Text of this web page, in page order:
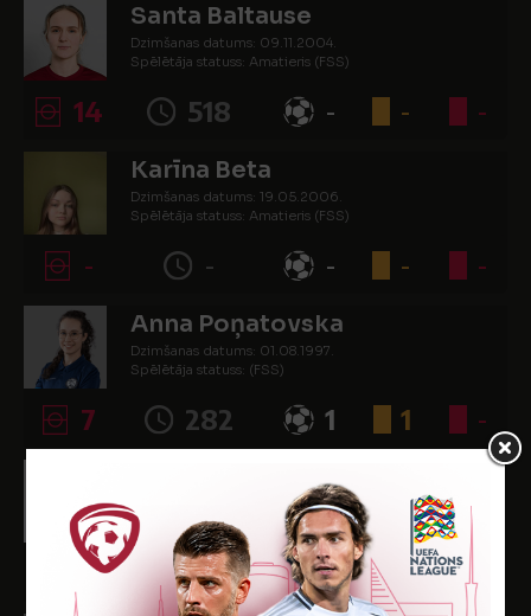
Santa Baltause
Dzimšanas datums: 09.11.2004.
Spēlētāja statuss: Amatieris (FSS)
14 518 - - -
Karīna Beta
Dzimšanas datums: 19.05.2006.
Spēlētāja statuss: Amatieris (FSS)
- - - - -
Anna Poņatovska
Dzimšanas datums: 01.08.1997.
Spēlētāja statuss: (FSS)
7 282 1 1 -
Amanda Savicka
Dzimšanas datums: 29.12.2000.
Spēlētāja statuss: Amatieris (FSS)
11 603 1 -